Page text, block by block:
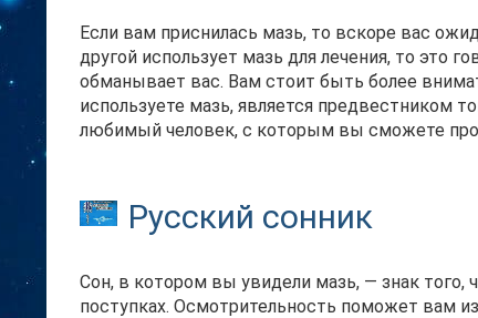
Если вам приснилась мазь, то вскоре вас
другой использует мазь для лечения, то это
обманывает вас. Вам стоит быть более
используете мазь, является предвестником
любимый человек, с которым вы сможете
Русский сонник
Сон, в котором вы увидели мазь, — знак
поступках. Осмотрительность поможет вам